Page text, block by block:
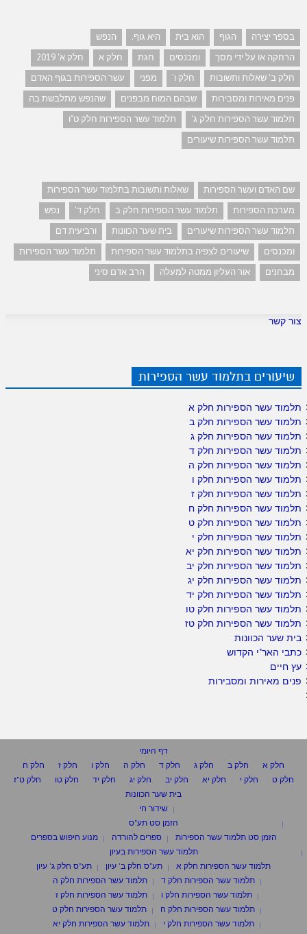
בספר יצירה הגוף הוא בית היא גוף.
הנפש
הרחקה או על ידי מסך
ומכנסים חגת חלק א
חלק א' 2019
חלק ב' שאלות ותשובות
חלק ו' מפני
עשר הספירות בגוף האדם
פנים מאירות ומסבירות
שבהם המוח מבפנים
שהנפש מתלבשת בה
תלמוד עשר הספירות חלק ג'
תלמוד עשר הספירות חלק ט"ו
תלמוד עשר הספירות שיעורים
שם האדם ועשר הספירות
שאלות ותשובות בתלמוד עשר הספירות
מערכת הספירות
תלמוד עשר הספירות חלק ב חלק ד'
נפש
תלמוד עשר הספירות שיעורים
בית שער הכוונות
ורביעית דם
ומכנסים
שיעורים לצפיה בתלמוד עשר הספירות
תלמוד עשר הספירות
מבחנים
אור העליון ממטה למעלה הרב אדם סיני
צור קשר
שיעורים בתלמוד עשר הספירות
תלמוד עשר הספירות חלק א
תלמוד עשר הספירות חלק ב
תלמוד עשר הספירות חלק ג
תלמוד עשר הספירות חלק ד
תלמוד עשר הספירות חלק ה
תלמוד עשר הספירות חלק ו
תלמוד עשר הספירות חלק ז
תלמוד עשר הספירות חלק ח
תלמוד עשר הספירות חלק ט
תלמוד עשר הספירות חלק י
תלמוד עשר הספירות חלק יא
תלמוד עשר הספירות חלק יב
תלמוד עשר הספירות חלק יג
תלמוד עשר הספירות חלק יד
תלמוד עשר הספירות חלק טו
תלמוד עשר הספירות חלק טז
בית שער הכוונות
כתבי האר"י הקדוש
עץ חיים
פנים מאירות ומסבירות
דף היומי
חלק א
חלק ב חלק ג חלק ד חלק ה חלק ו חלק ז
חלק ח
חלק ט
חלק י חלק יא חלק יב חלק יג חלק יד חלק טו
חלק ט"ז
בית שער הכוונות
שידור חי
הזמן סט תע"ס
הזמן סט תלמוד עשר הספירות
ספרים להורדה
מנוע חיפוש בספרים
תלמוד עשר הספירות בעיון
תלמוד עשר הספירות חלק א
תע"ס חלק ב' עיון
תע"ס חלק ג' עיון
תלמוד עשר הספירות חלק ד
תלמוד עשר הספירות חלק ה
תלמוד עשר הספירות חלק ו
תלמוד עשר הספירות חלק ז
תלמוד עשר הספירות חלק ח
תלמוד עשר הספירות חלק ט
תלמוד עשר הספירות חלק י
תלמוד עשר הספירות חלק יא